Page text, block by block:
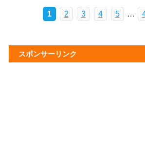
1 2 3 4 5 …
スポンサーリンク